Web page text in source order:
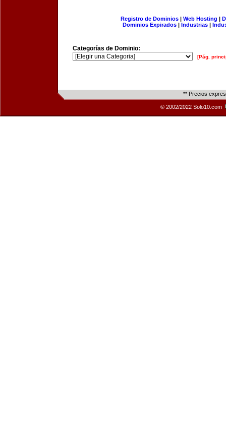
Registro de Dominios| Web Hosting |
Dominios Expirados | Industrias |
Categorías de Dominio:
[Pág.
** Precios
© 2002/2022 Solo10.com